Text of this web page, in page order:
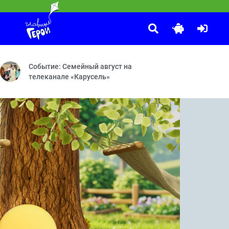
— Волшебное слово — 3D-принтер — Прятки — День по-
теперь не только укладывают детей спать. Они с
Чик-зарядка
Выпуск 5
Событие: Семейный август на
телеканале «Карусель»